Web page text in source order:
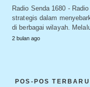
Radio Senda 1680 -
strategis dalam
di berbagai wilayah.
2 bulan ago
POS-POS TERBARU